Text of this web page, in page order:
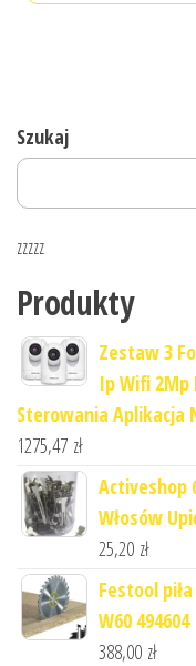
Szukaj
zzzzz
Produkty
Zestaw 3
Ip Wifi
Sterowania Aplikacja
1275,47 zł
Activeshop
Włosów
25,20 zł
Festool
W60 494604
388,00 zł